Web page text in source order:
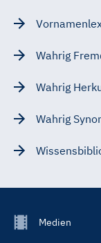
Wahrig
Wahrig
Wahrig
FooterMedien